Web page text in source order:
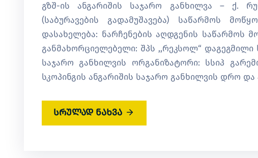
გზშ-ის ანგარიშის საჯარო განხილვა – ქ.
(საბურავების გადამუშავება) საწარმოს
დასახელება: ნარჩენების აღდგენის საწარმოს
განმახორციელებელი: შპს ,,რეკსოლ“
საჯარო განხილვის ორგანიზატორი: სსიპ
სკოპინგის ანგარიშის საჯარო განხილვის დრო და
სრულად ნახვა